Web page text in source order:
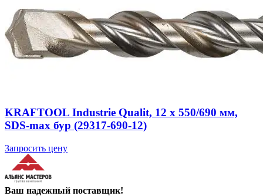
KRAFTOOL Industrie Qualit, 12 x 550/690 мм,
SDS-max бур (29317-690-12)
Запросить цену
Ваш надежный поставщик!